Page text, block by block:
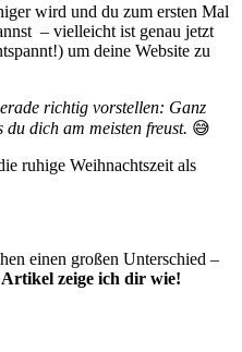
wird und du zum ersten Mal
– vielleicht ist genau jetzt
um deine Website zu
richtig vorstellen: Ganz
dich am meisten freust. 😅
ruhige Weihnachtszeit als
einen großen Unterschied –
zeige ich dir wie!